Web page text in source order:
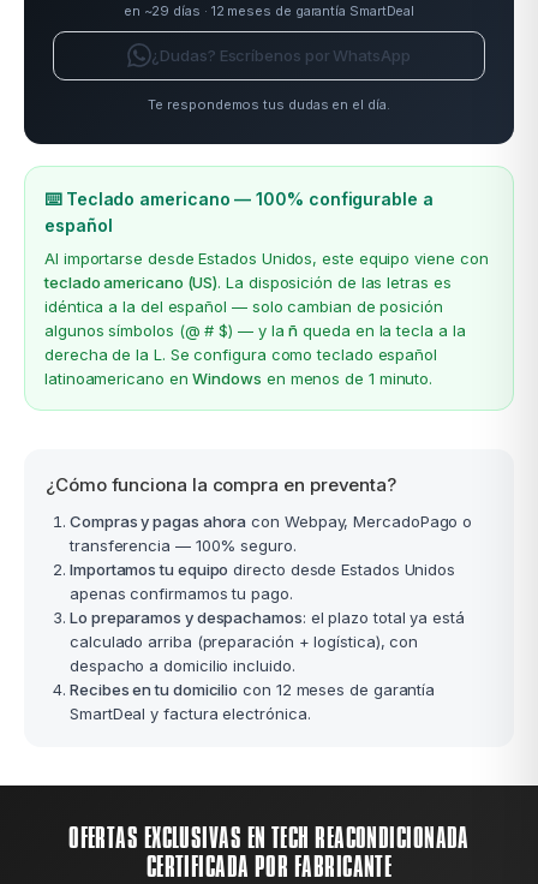
en ~29 días · 12 meses de garantía SmartDeal
¿Dudas? Escríbenos por WhatsApp
Te respondemos tus dudas en el día.
⌨️ Teclado americano — 100% configurable a
español
Al importarse desde Estados Unidos, este equipo viene con
teclado americano (US). La disposición de las letras es
idéntica a la del español — solo cambian de posición
algunos símbolos (@ # $) — y lañ queda en la tecla a la
derecha de la L. Se configura como teclado español
latinoamericano enWindows en menos de 1 minuto.
¿Cómo funciona la compra en preventa?
Compras y pagas ahora con Webpay, MercadoPago o
transferencia — 100% seguro.
Importamos tu equipo directo desde Estados Unidos
apenas confirmamos tu pago.
Lo preparamos y despachamos: el plazo total ya está
calculado arriba (preparación + logística), con
despacho a domicilio incluido.
Recibes en tu domicilio con 12 meses de garantía
SmartDeal y factura electrónica.
OFERTAS EXCLUSIVAS EN TECH REACONDICIONADA
CERTIFICADA POR FABRICANTE